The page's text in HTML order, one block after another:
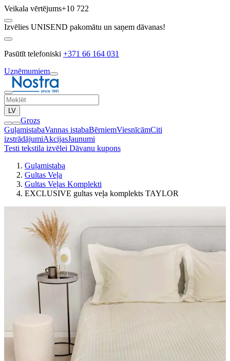
Veikala vērtējums+10 722
Izvēlies UNISEND pakomātu un saņem dāvanas!
Pasūtīt telefoniski +371 66 164 031
Uzņēmumiem
LV
Grozs
GuļamistabaVannas istabaBērniemViesnīcāmCiti
izstrādājumiAkcijasJaunumi
Testi tekstila izvēlei Dāvanu kupons
Guļamistaba
Gultas Veļa
Gultas Veļas Komplekti
EXCLUSIVE gultas veļa komplekts TAYLOR